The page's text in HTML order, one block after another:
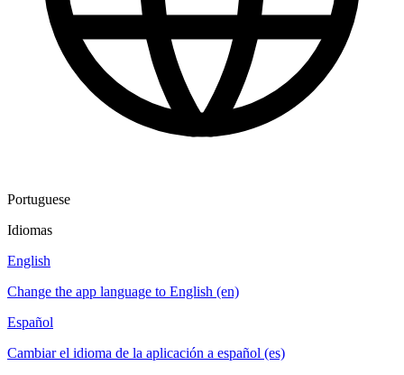
Portuguese
Idiomas
English
Change the app language to English (en)
Español
Cambiar el idioma de la aplicación a español (es)